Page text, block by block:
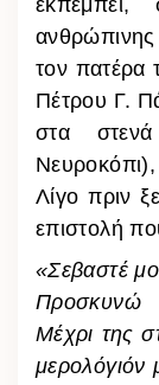
τον πατέρα
Πέτρου Γ.
στα
Λίγο πριν
επιστολή
«Σεβαστέ
Προσκυνώ
Μέχρι της
μερολόγιόν